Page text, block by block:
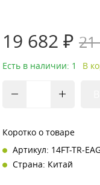
19 682 ₽ 21
Есть в наличии: 1 В
Коротко о товаре
Артикул: 14FT-TR-
Страна: Китай